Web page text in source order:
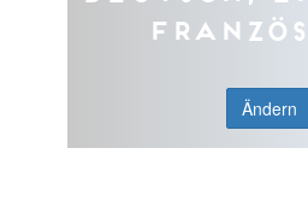
Ändern